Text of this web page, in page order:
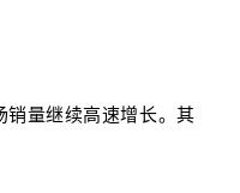
量继续高速增长。其